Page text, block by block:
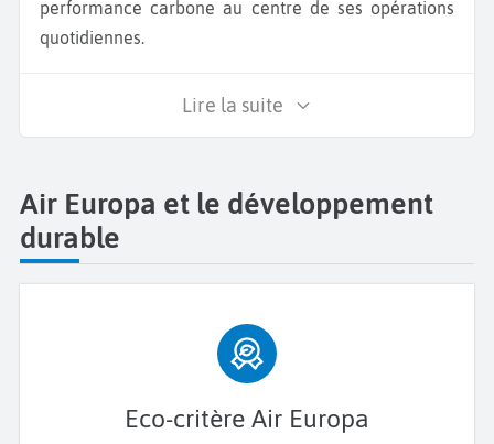
performance carbone au centre de ses opérations
quotidiennes.
Lire la suite
Air Europa et le développement
durable
Eco-critère Air Europa